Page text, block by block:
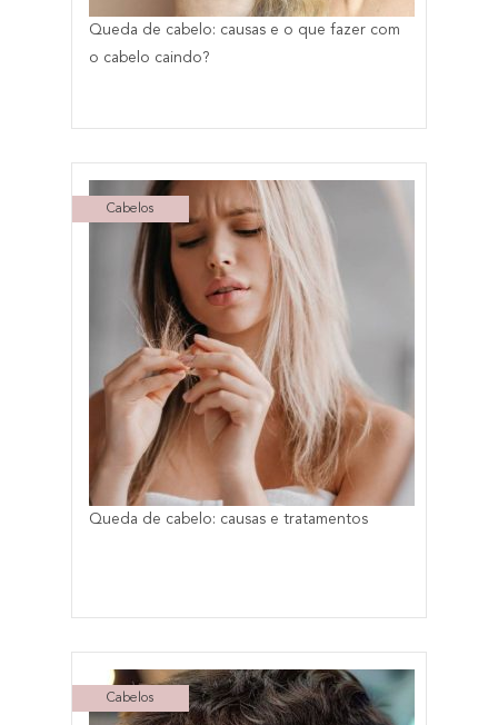
Queda de cabelo: causas e o que fazer com
o cabelo caindo?
Cabelos
Queda de cabelo: causas e tratamentos
Cabelos